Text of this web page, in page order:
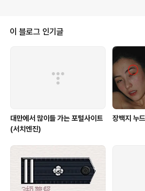
이 블로그 인기글
대만에서 많이들 가는 포털사이트
(서치엔진)
장백지 누드